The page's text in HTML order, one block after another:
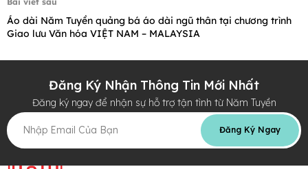
22/01/2026
Áo dài Năm Tuyền quảng bá áo dài ngũ thân tại chương trình
Giao lưu Văn hóa VIỆT NAM – MALAYSIA
Đăng Ký Nhận Thông Tin Mới Nhất
Đăng ký ngay để nhận sự hỗ trợ tận tình từ Năm Tuyền
Đăng Ký Ngay